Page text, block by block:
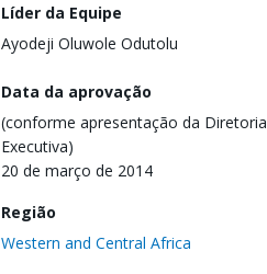
Líder da Equipe
Ayodeji Oluwole Odutolu
Data da aprovação
(conforme apresentação da Diretoria
Executiva)
20 de março de 2014
Região
Western and Central Africa